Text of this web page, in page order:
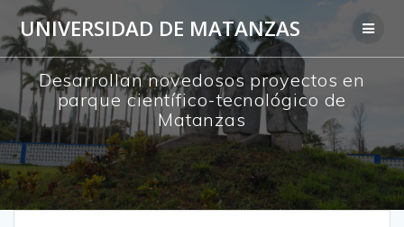
al
contenido
UNIVERSIDAD DE MATANZAS
Desarrollan novedosos proyectos en
parque científico-tecnológico de
Matanzas